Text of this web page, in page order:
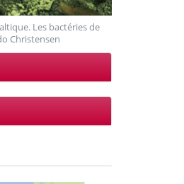
Les bactéries de
Christensen